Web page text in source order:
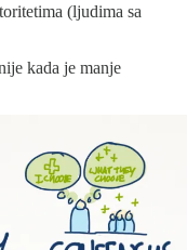
(ljudima sa
kada je manje